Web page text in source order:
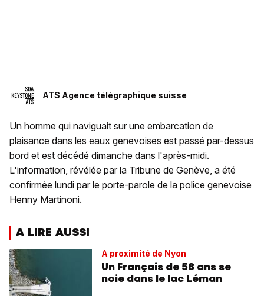
ATS Agence télégraphique suisse
Un homme qui naviguait sur une embarcation de
plaisance dans les eaux genevoises est passé par-dessus
bord et est décédé dimanche dans l'après-midi.
L'information, révélée par la Tribune de Genève, a été
confirmée lundi par le porte-parole de la police genevoise
Henny Martinoni.
A LIRE AUSSI
A proximité de Nyon
Un Français de 58 ans se
noie dans le lac Léman